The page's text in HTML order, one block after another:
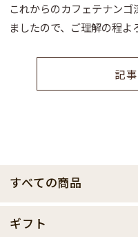
これからのカフェテナン
ましたので、ご理解の程よ
記
すべての商品
ギフト